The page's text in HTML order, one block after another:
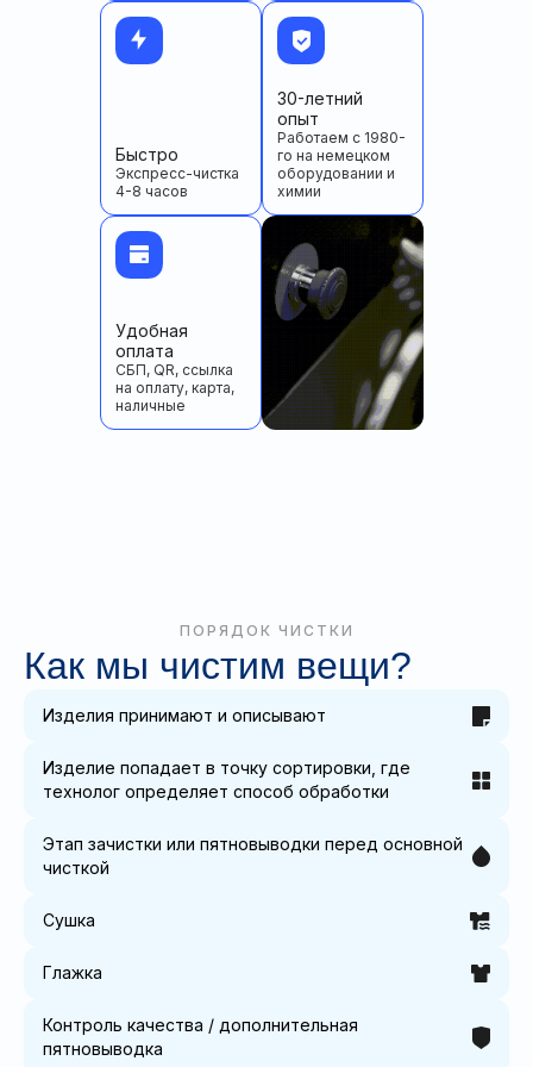
Быстро
Экспресс-чистка
4-8 часов
30-летний
опыт
Работаем с 1980-
го на немецком
оборудовании и
химии
Удобная
оплата
СБП, QR, ссылка
на оплату, карта,
наличные
ПОРЯДОК ЧИСТКИ
Как мы чистим вещи?
Изделия принимают и описывают
Изделие попадает в точку сортировки, где
технолог определяет способ обработки
Этап зачистки или пятновыводки перед основной
чисткой
Сушка
Глажка
Контроль качества / дополнительная
пятновыводка